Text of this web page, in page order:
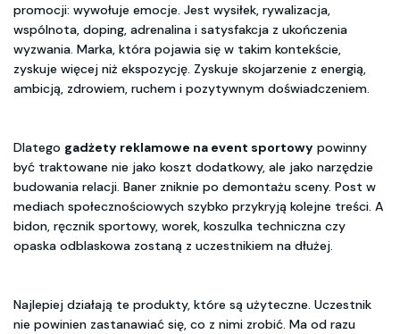
promocji: wywołuje emocje. Jest wysiłek, rywalizacja,
wspólnota, doping, adrenalina i satysfakcja z ukończenia
wyzwania. Marka, która pojawia się w takim kontekście,
zyskuje więcej niż ekspozycję. Zyskuje skojarzenie z energią,
ambicją, zdrowiem, ruchem i pozytywnym doświadczeniem.
Dlatego gadżety reklamowe na event sportowy powinny
być traktowane nie jako koszt dodatkowy, ale jako narzędzie
budowania relacji. Baner zniknie po demontażu sceny. Post w
mediach społecznościowych szybko przykryją kolejne treści. A
bidon, ręcznik sportowy, worek, koszulka techniczna czy
opaska odblaskowa zostaną z uczestnikiem na dłużej.
Najlepiej działają te produkty, które są użyteczne. Uczestnik
nie powinien zastanawiać się, co z nimi zrobić. Ma od razu